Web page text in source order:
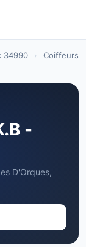
34990 ›
Coiffeurs
-
D'Orques,